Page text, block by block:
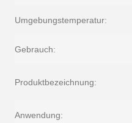
Umgebungstemperatur:
Gebrauch:
Produktbezeichnung:
Anwendung: